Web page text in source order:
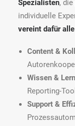
Spezialisten,
individuelle
vereint dafür
Content &
Wissen &
Reporting-
Support &